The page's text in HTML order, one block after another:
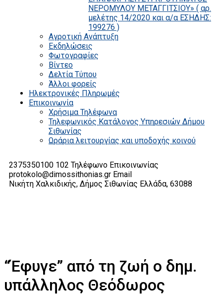
ΝΕΡΟΜΥΛΟΥ ΜΕΤΑΓΓΙΤΣΙΟΥ» ( αρ.
μελέτης 14/2020 και α/α ΕΣΗΔΗΣ:
199276 )
Αγροτική Ανάπτυξη
Εκδηλώσεις
Φωτογραφίες
Βίντεο
Δελτία Τύπου
Άλλοι φορείς
Ηλεκτρονικές Πληρωμές
Επικοινωνία
Χρήσιμα Τηλέφωνα
Τηλεφωνικός Κατάλογος Υπηρεσιών Δήμου
Σιθωνίας
Ωράρια λειτουργίας και υποδοχής κοινού
2375350100 102 Τηλέφωνο Επικοινωνίας
protokolo@dimossithonias.gr Email
Νικήτη Χαλκιδικής, Δήμος Σιθωνίας Ελλάδα, 63088
“Έφυγε” από τη ζωή ο δημ.
υπάλληλος Θεόδωρος